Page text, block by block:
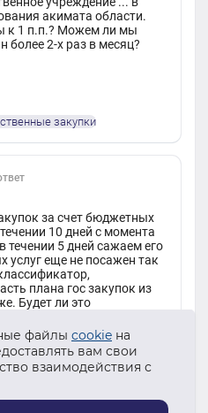
акимата области.
к 1 п.п.? Можем ли мы
более 2-х раз в месяц?
закупки
за счет бюджетных
10 дней с момента
5 дней сажаем его
услуг еще не посажен так
плана гос закупок из
Будет ли это
файлы cookie на
вам свои
взаимодействия с